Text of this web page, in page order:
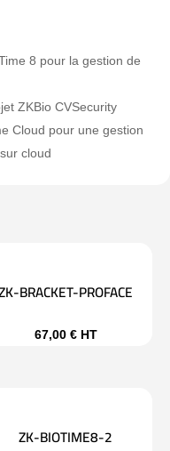
8 pour la gestion de
ZKBio CVSecurity
Cloud pour une gestion
cloud
BRACKET-PROFACE
67,00 € HT
ZK-BIOTIME8-2